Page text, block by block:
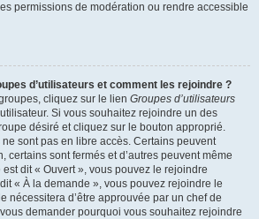
permissions de modération ou rendre accessible
d’utilisateurs et comment les rejoindre ?
cliquez sur le lien Groupes d’utilisateurs
Si vous souhaitez rejoindre un des
désiré et cliquez sur le bouton approprié.
sont pas en libre accès. Certains peuvent
certains sont fermés et d’autres peuvent même
dit « Ouvert », vous pouvez le rejoindre
« À la demande », vous pouvez rejoindre le
nécessitera d’être approuvée par un chef de
demander pourquoi vous souhaitez rejoindre